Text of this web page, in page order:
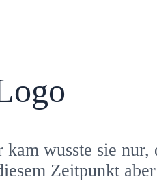
wusste sie
Zeitpunkt